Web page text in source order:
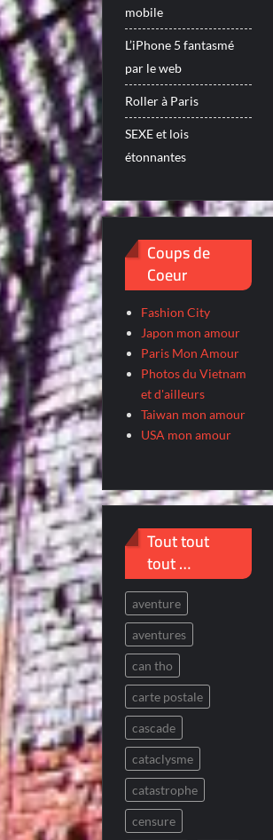
mobile
L’iPhone 5 fantasmé
par le web
Roller à Paris
SEXE et lois
étonnantes
Coups de
Coeur
Fashion City
Japon mon amour
Paris Mon Amour
Photos du Vietnam
et d'ailleurs
Taiwan mon amour
USA mon amour
Tout tout
tout …
aventure
aventures
can tho
carte postale
cascade
cataclysme
catastrophe
censure